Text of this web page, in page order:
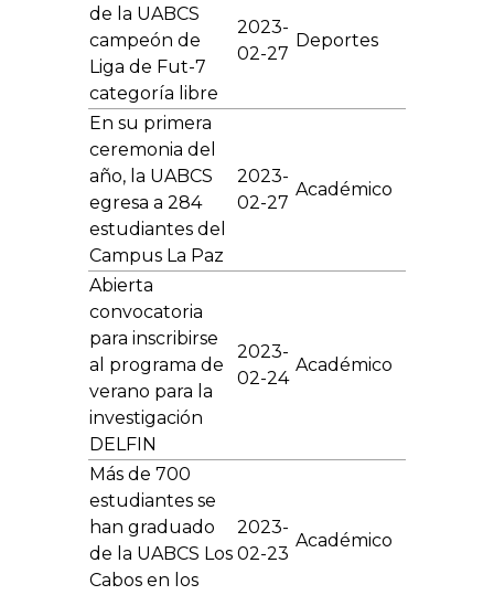
de la UABCS
campeón de
Liga de Fut-7
categoría libre
2023-
02-27
Deportes
En su primera
ceremonia del
año, la UABCS
egresa a 284
estudiantes del
Campus La Paz
2023-
02-27
Académico
Abierta
convocatoria
para inscribirse
al programa de
verano para la
investigación
DELFIN
2023-
02-24
Académico
Más de 700
estudiantes se
han graduado
de la UABCS Los
Cabos en los
2023-
02-23
Académico